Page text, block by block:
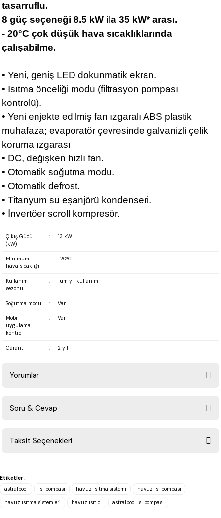
tasarruflu.
8 güç seçeneği 8.5 kW ila 35 kW* arası.
- 20°C çok düşük hava sıcaklıklarında
çalışabilme.
• Yeni, geniş LED dokunmatik ekran.
• Isıtma önceliği modu (filtrasyon pompası
kontrolü).
• Yeni enjekte edilmiş fan ızgaralı ABS plastik
muhafaza; evaporatör çevresinde galvanizli çelik
koruma ızgarası
• DC, değişken hızlı fan.
• Otomatik soğutma modu.
• Otomatik defrost.
• Titanyum su eşanjörü kondenseri.
• İnvertöer scroll kompresör.
Çıkış Gücü
(kW)
: 13 kW
Minimum
hava sıcaklığı
: -20ºC
Kullanım
sezonu
: Tüm yıl kullanım
Soğutma modu : Var
Mobil
uygulama
kontrol
: Var
Garanti : 2 yıl
Yorumlar
Soru & Cevap
Taksit Seçenekleri
Etiketler :
astralpool
ısı pompası havuz ısıtma sistemi havuz ısı pompası
havuz ısıtma sistemleri havuz ısıtıcı astralpool ısı pompası